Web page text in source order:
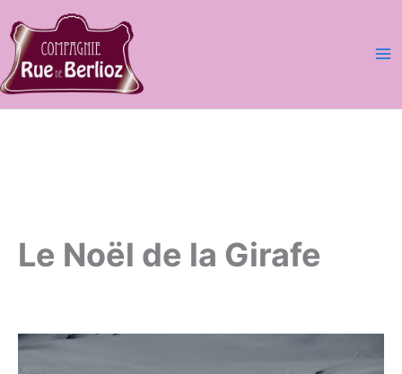
au
contenu
Le Noël de La Girafe
Le Noël de la Girafe